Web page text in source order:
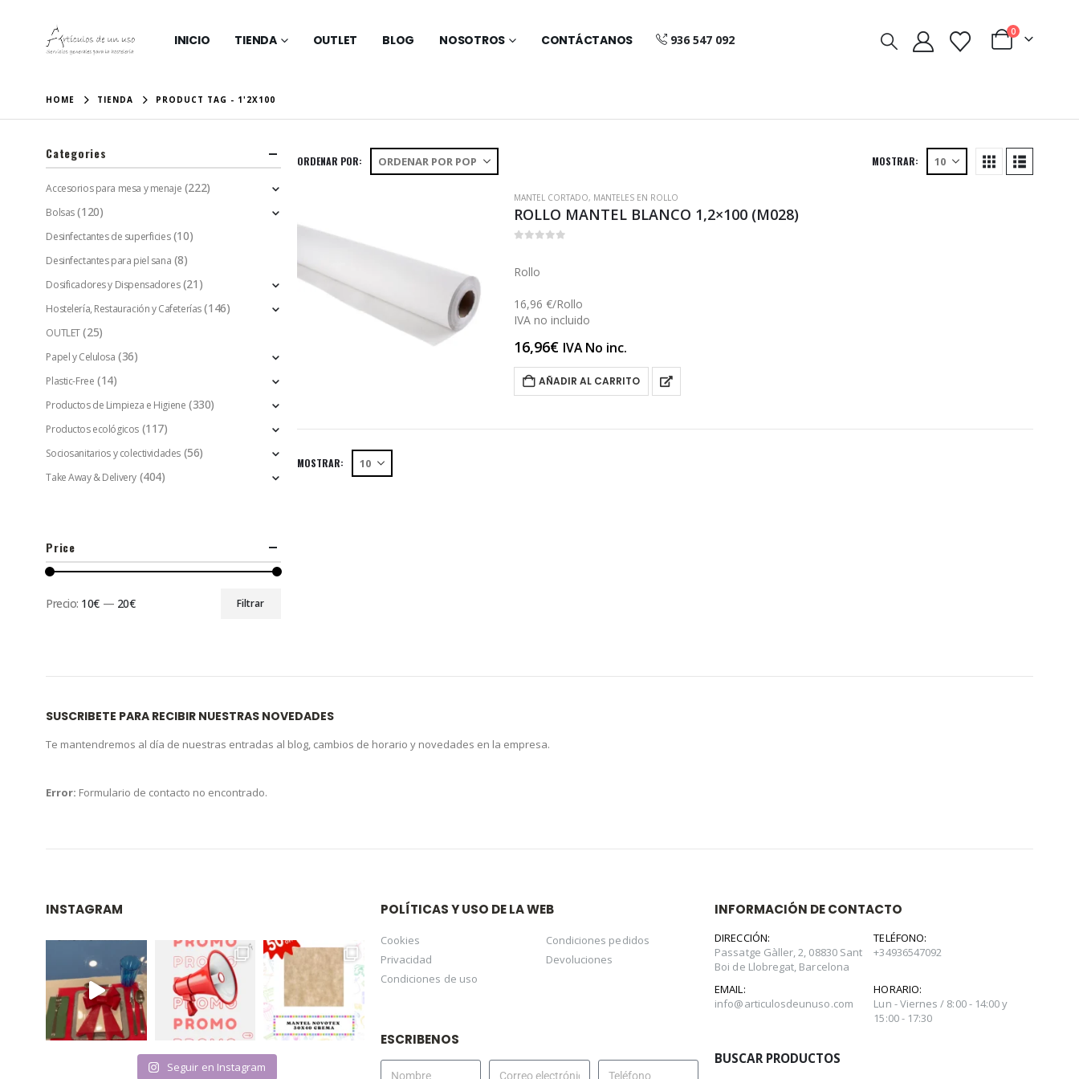
INICIO TIENDA OUTLET BLOG NOSOTROS CONTÁCTANOS 936 547 092
0
HOME TIENDA PRODUCT TAG - 1'2X100
ORDENAR POR: MOSTRAR:
MANTEL CORTADO, MANTELES EN ROLLO
ROLLO MANTEL BLANCO 1,2×100 (M028)
Rollo
16,96 €/Rollo
IVA no incluido
16,96€ IVA No inc.
AÑADIR AL CARRITO
MOSTRAR:
Categories
Accesorios para mesa y menaje (222)
Bolsas (120)
Desinfectantes de superficies (10)
Desinfectantes para piel sana (8)
Dosificadores y Dispensadores (21)
Hostelería, Restauración y Cafeterías (146)
OUTLET (25)
Papel y Celulosa (36)
Plastic-Free (14)
Productos de Limpieza e Higiene (330)
Productos ecológicos (117)
Sociosanitarios y colectividades (56)
Take Away & Delivery (404)
Price
Filtrar
Precio: 10€ — 20€
SUSCRIBETE PARA RECIBIR NUESTRAS NOVEDADES
Te mantendremos al día de nuestras entradas al blog, cambios de horario y novedades en la empresa.
Error: Formulario de contacto no encontrado.
INSTAGRAM
Seguir en Instagram
POLÍTICAS Y USO DE LA WEB
Cookies
Privacidad
Condiciones de uso
Condiciones pedidos
Devoluciones
ESCRIBENOS
INFORMACIÓN DE CONTACTO
DIRECCIÓN:
Passatge Gàller, 2, 08830 Sant
Boi de Llobregat, Barcelona
TELÉFONO:
+34936547092
EMAIL:
info@articulosdeunuso.com
HORARIO:
Lun - Viernes / 8:00 - 14:00 y
15:00 - 17:30
BUSCAR PRODUCTOS